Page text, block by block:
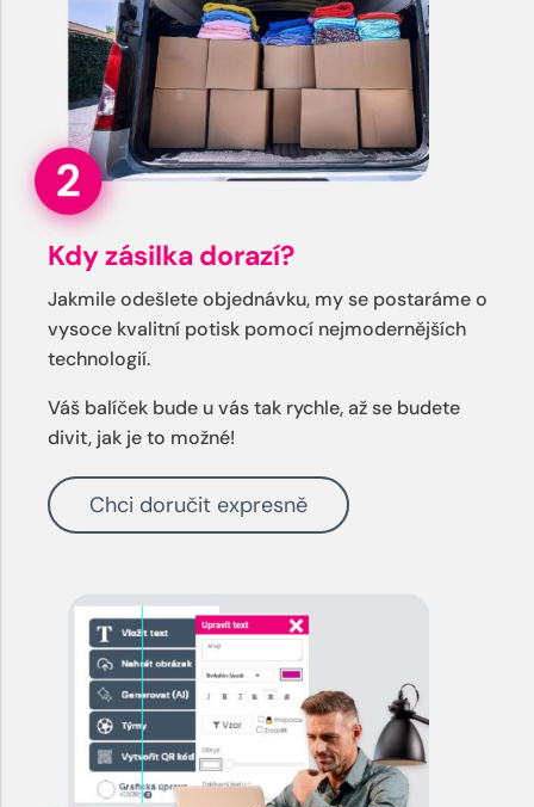
Kdy zásilka dorazí?
Jakmile odešlete objednávku, my se postaráme o
vysoce kvalitní potisk pomocí nejmodernějších
technologií.
Váš balíček bude u vás tak rychle, až se budete
divit, jak je to možné!
Chci doručit expresně